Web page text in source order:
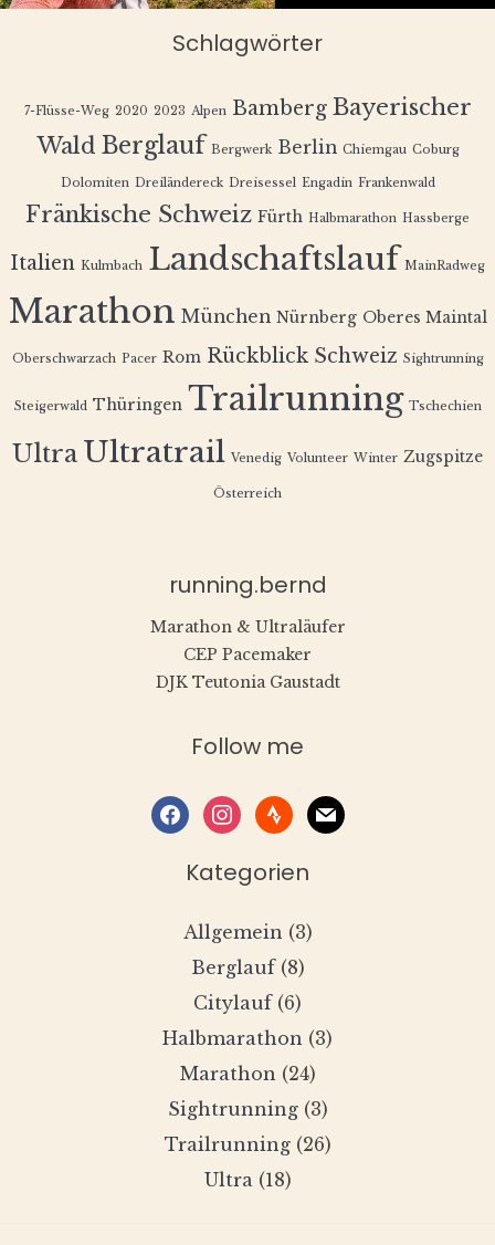
Schlagwörter
7-Flüsse-Weg 2020 2023 Alpen Bamberg Bayerischer
Wald Berglauf Bergwerk Berlin Chiemgau Coburg
Dolomiten Dreiländereck Dreisessel Engadin Frankenwald
Fränkische Schweiz Fürth Halbmarathon Hassberge
Italien Kulmbach Landschaftslauf MainRadweg
Marathon München Nürnberg Oberes Maintal
Oberschwarzach Pacer Rom Rückblick Schweiz Sightrunning
Steigerwald Thüringen Trailrunning Tschechien
Ultra Ultratrail Venedig Volunteer Winter Zugspitze
Österreich
running.bernd
Marathon & Ultraläufer
CEP Pacemaker
DJK Teutonia Gaustadt
Follow me
facebookinstagram
stravamail
Kategorien
Allgemein (3)
Berglauf(8)
Citylauf(6)
Halbmarathon (3)
Marathon (24)
Sightrunning(3)
Trailrunning(26)
Ultra(18)